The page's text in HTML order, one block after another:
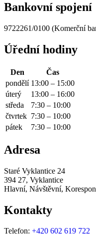
Bankovní spojení
9722261/0100 (Komerční
Úřední hodiny
Den
Čas
pondělí 13:00 – 15:00
úterý
13:00 – 16:00
středa
7:30 – 10:00
čtvrtek 7:30 – 10:00
pátek
7:30 – 10:00
Adresa
Staré Vyklantice 24
394 27, Vyklantice
Hlavní, Návštěvní,
Kontakty
Telefon: +420 602 619 722